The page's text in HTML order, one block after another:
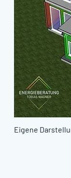
Eigene